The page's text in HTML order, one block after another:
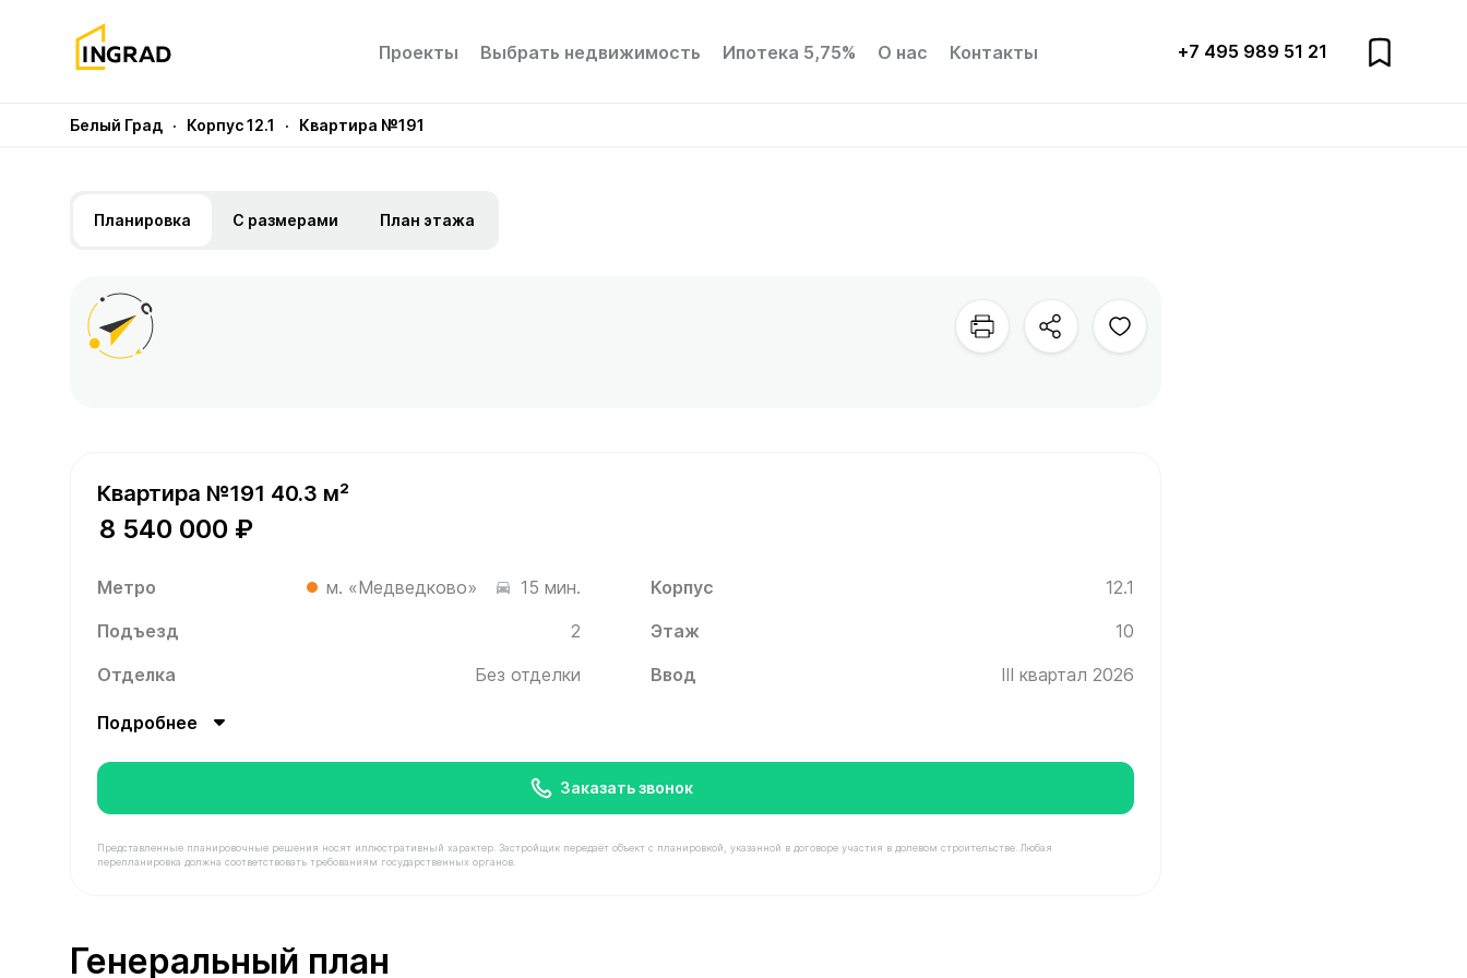
Проекты Выбрать недвижимость Ипотека 5,75% О нас Контакты +7 495 989 51 21
Белый Град · Корпус 12.1 · Квартира №191
Планировка С размерами План этажа
Квартира №191 40.3 м²
8 540 000 ₽
Метро м. «Медведково» 15 мин. Корпус 12.1
Подъезд 2 Этаж
10
Отделка
Без отделки Ввод III квартал 2026
Подробнее
Заказать звонок
Представленные планировочные решения носят иллюстративный характер. Застройщик передаёт объект с планировкой, указанной в договоре участия в долевом строительстве. Любая
перепланировка должна соответствовать требованиям государственных органов.
Генеральный план